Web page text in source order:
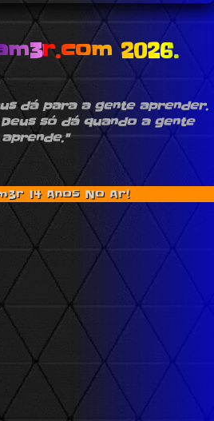
2026.
dá para a gente aprender.
só dá quando a gente
aprende."
14 Anos No Ar!